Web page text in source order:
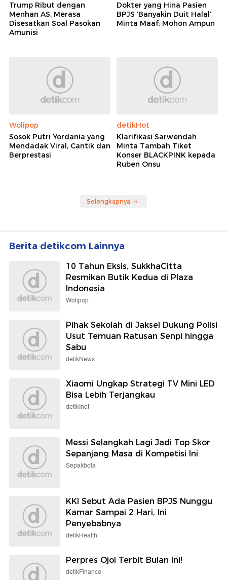
Trump Ribut dengan
Menhan AS, Merasa
Disesatkan Soal Pasokan
Amunisi
Dokter yang Hina Pasien
BPJS 'Banyakin Duit Halal'
Minta Maaf: Mohon Ampun
Wolipop
Sosok Putri Yordania yang
Mendadak Viral, Cantik dan
Berprestasi
detikHot
Klarifikasi Sarwendah
Minta Tambah Tiket
Konser BLACKPINK kepada
Ruben Onsu
Selengkapnya
Berita detikcom Lainnya
10 Tahun Eksis, SukkhaCitta
Resmikan Butik Kedua di Plaza
Indonesia
Wolipop
Pihak Sekolah di Jaksel Dukung Polisi
Usut Temuan Ratusan Senpi hingga
Sabu
detikNews
Xiaomi Ungkap Strategi TV Mini LED
Bisa Lebih Terjangkau
detikInet
Messi Selangkah Lagi Jadi Top Skor
Sepanjang Masa di Kompetisi Ini
Sepakbola
KKI Sebut Ada Pasien BPJS Nunggu
Kamar Sampai 2 Hari, Ini
Penyebabnya
detikHealth
Perpres Ojol Terbit Bulan Ini!
detikFinance